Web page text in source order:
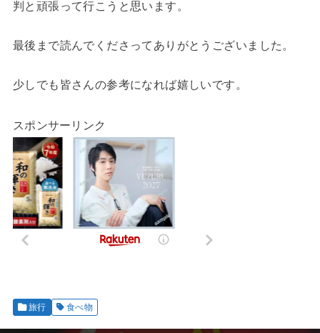
判と頑張って行こうと思います。
最後まで読んでくださってありがとうございました。
少しでも皆さんの参考になれば嬉しいです。
スポンサーリンク
旅行 食べ物